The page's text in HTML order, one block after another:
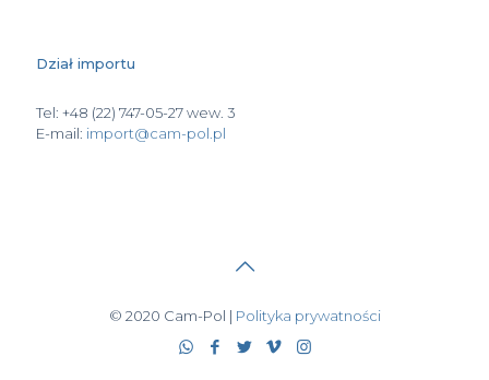
Dział importu
Tel: +48 (22) 747-05-27 wew. 3
E-mail: import@cam-pol.pl
© 2020 Cam-Pol | Polityka prywatności